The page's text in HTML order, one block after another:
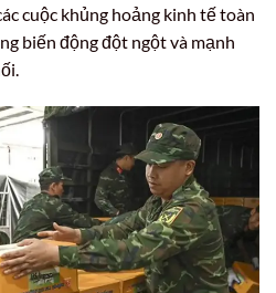
cuộc khủng hoảng kinh tế toàn
biến động đột ngột và mạnh